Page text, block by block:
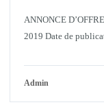
ANNONCE
2019 Date de
Admin